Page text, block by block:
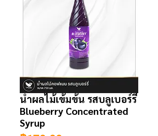
น้ำผลไม้เข้มข้น รสบลูเบอร์รี่
Blueberry Concentrated
Syrup